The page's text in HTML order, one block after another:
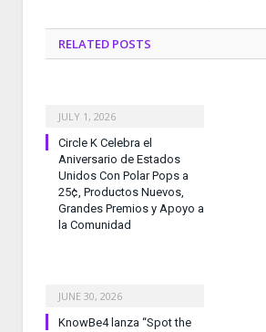
RELATED POSTS
JULY 1, 2026
Circle K Celebra el
Aniversario de Estados
Unidos Con Polar Pops a
25¢, Productos Nuevos,
Grandes Premios y Apoyo a
la Comunidad
JUNE 30, 2026
KnowBe4 lanza “Spot the